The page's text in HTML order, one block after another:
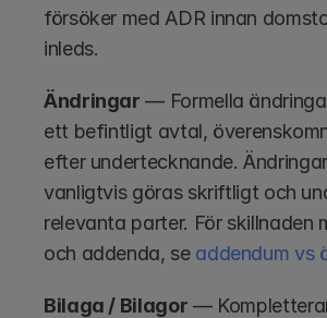
försöker med ADR innan
inleds.
Ändringar — Formella
ett befintligt avtal,
efter undertecknande.
vanligtvis göras skriftligt och
relevanta parter. För skillnaden
och addenda, se addendum vs
Bilaga / Bilagor —